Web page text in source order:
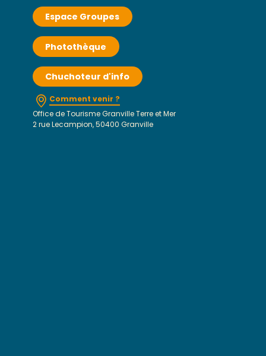
Espace Groupes
Photothèque
Chuchoteur d'info
Comment venir ?
Office de Tourisme Granville Terre et Mer
2 rue Lecampion, 50400 Granville